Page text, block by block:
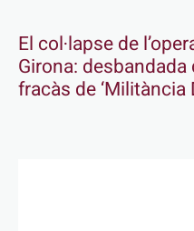
El col·lapse de
Girona:
fracàs de ‘Militància